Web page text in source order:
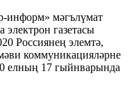
мәгълүмат
газетасы
Россиянең элемтә,
коммуникацияләрне
елның 17 гыйнварында